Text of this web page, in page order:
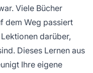
Viele Bücher
dem Weg passiert
darüber,
Dieses Lernen aus
Ihre eigene